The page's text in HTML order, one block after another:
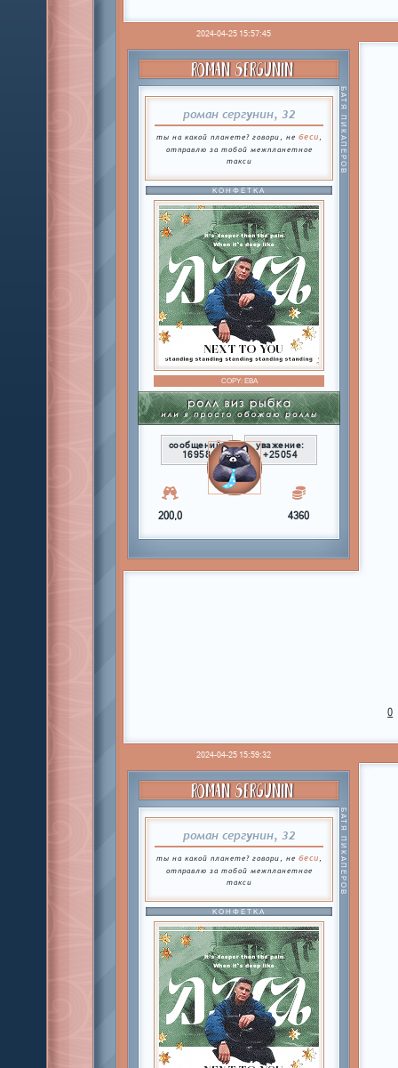
2024-04-25 15:57:45
ROMAN SERGUNIN
роман сергунин, 32
ты на какой планете? говори, не беси,
отправлю за тобой межпланетное
такси
БАТЯ ПИКАПЕРОВ
КОНФЕТКА
COPY:ЕВА
сообщений:
16958
уважение:
+25054
200,0 4360
0
2024-04-25 15:59:32
ROMAN SERGUNIN
роман сергунин, 32
ты на какой планете? говори, не беси
отправлю за тобой межпланетное
такси
БАТЯ ПИКАПЕРОВ
КОНФЕТКА